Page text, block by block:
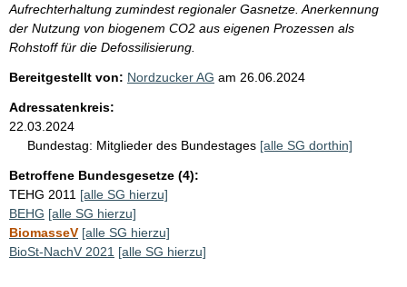
Aufrechterhaltung zumindest regionaler Gasnetze. Anerkennung
der Nutzung von biogenem CO2 aus eigenen Prozessen als
Rohstoff für die Defossilisierung.
Bereitgestellt von: Nordzucker AG am 26.06.2024
Adressatenkreis:
22.03.2024
Bundestag: Mitglieder des Bundestages [alle SG dorthin]
Betroffene Bundesgesetze (4):
TEHG 2011 [alle SG hierzu]
BEHG [alle SG hierzu]
BiomasseV [alle SG hierzu]
BioSt-NachV 2021 [alle SG hierzu]